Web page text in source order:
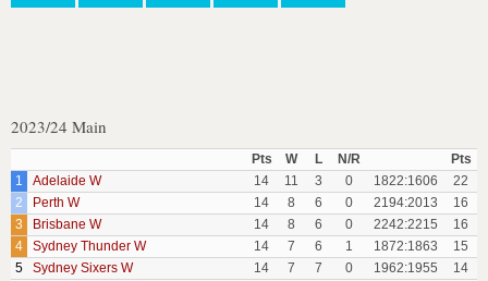
2023/24 Main
Pts W L N/R
Pts
1
Adelaide W 14 11 3 0 1822:1606
22
2
Perth W 14 8 6 0 2194:2013
16
3
Brisbane W 14 8 6 0 2242:2215
16
4
Sydney Thunder W 14 7 6 1 1872:1863
15
5
Sydney Sixers W 14 7 7 0 1962:1955
14